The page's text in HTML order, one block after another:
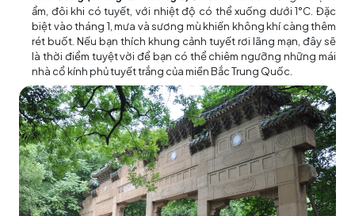
ẩm, đôi khi có tuyết, với nhiệt độ có thể xuống dưới 1°C. Đặc
biệt vào tháng 1, mưa và sương mù khiến không khí càng thêm
rét buốt. Nếu bạn thích khung cảnh tuyết rơi lãng mạn, đây sẽ
là thời điểm tuyệt vời để bạn có thể chiêm ngưỡng những mái
nhà cổ kính phủ tuyết trắng của miền Bắc Trung Quốc.